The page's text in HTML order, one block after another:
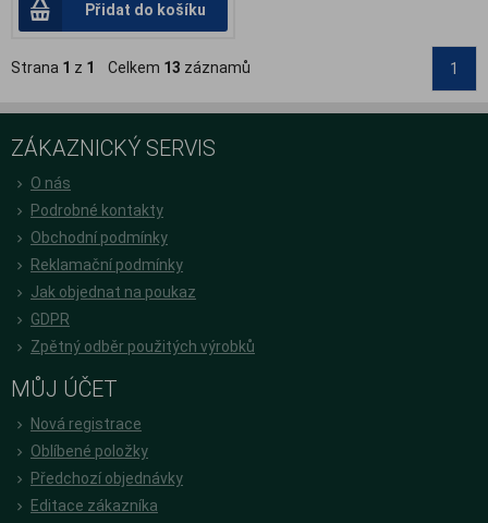
Přidat do košíku
Strana 1 z 1 Celkem 13 záznamů 1
ZÁKAZNICKÝ SERVIS
O nás
Podrobné kontakty
Obchodní podmínky
Reklamační podmínky
Jak objednat na poukaz
GDPR
Zpětný odběr použitých výrobků
MŮJ ÚČET
Nová registrace
Oblíbené položky
Předchozí objednávky
Editace zákazníka